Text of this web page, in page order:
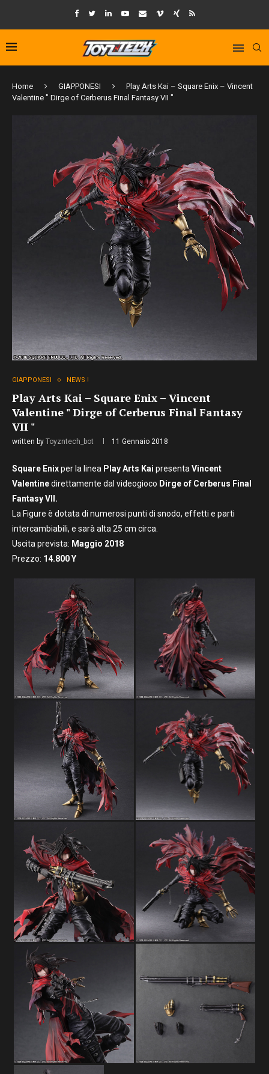
Home GIAPPONESI
Play Arts Kai – Square Enix – Vincent
Valentine " Dirge of Cerberus Final Fantasy VII "
GIAPPONESI NEWS !
Play Arts Kai – Square Enix – Vincent
Valentine " Dirge of Cerberus Final Fantasy
VII "
written by Toyzntech_bot 11 Gennaio 2018
Square Enixper la linea Play Arts Kai presenta Vincent
Valentinedirettamente dal videogioco Dirge of Cerberus Final
Fantasy VII.
La Figure è dotata di numerosi punti di snodo, effetti e parti
intercambiabili, e sarà alta 25 cm circa.
Uscita prevista: Maggio 2018
Prezzo: 14.800Y